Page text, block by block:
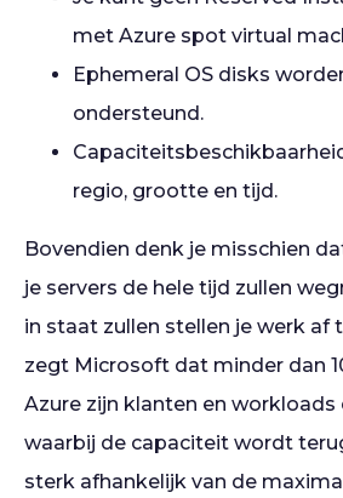
met Azure spot virtual
Ephemeral OS disks
ondersteund.
regio, grootte en tijd.
Bovendien denk je misschien
je servers de hele tijd zullen
in staat zullen stellen je werk af
zegt Microsoft dat minder dan
Azure zijn klanten en
waarbij de capaciteit wordt
sterk afhankelijk van de